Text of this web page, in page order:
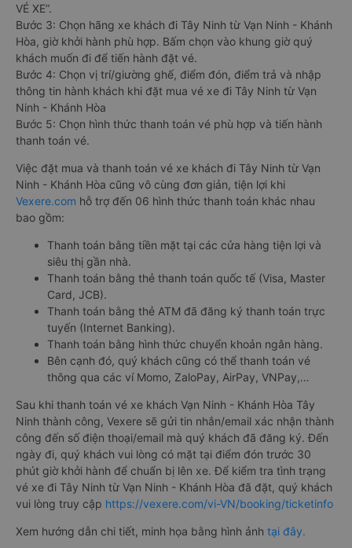
VÉ XE”.
Bước 3: Chọn hãng xe khách đi Tây Ninh từ Vạn Ninh - Khánh
Hòa, giờ khởi hành phù hợp. Bấm chọn vào khung giờ quý
khách muốn đi để tiến hành đặt vé.
Bước 4: Chọn vị trí/giường ghế, điểm đón, điểm trả và nhập
thông tin hành khách khi đặt mua vé xe đi Tây Ninh từ Vạn
Ninh - Khánh Hòa
Bước 5: Chọn hình thức thanh toán vé phù hợp và tiến hành
thanh toán vé.
Việc đặt mua và thanh toán vé xe khách đi Tây Ninh từ Vạn
Ninh - Khánh Hòa cũng vô cùng đơn giản, tiện lợi khi
Vexere.com hỗ trợ đến 06 hình thức thanh toán khác nhau
bao gồm:
Thanh toán bằng tiền mặt tại các cửa hàng tiện lợi và
siêu thị gần nhà.
Thanh toán bằng thẻ thanh toán quốc tế (Visa, Master
Card, JCB).
Thanh toán bằng thẻ ATM đã đăng ký thanh toán trực
tuyến (Internet Banking).
Thanh toán bằng hình thức chuyển khoản ngân hàng.
Bên cạnh đó, quý khách cũng có thể thanh toán vé
thông qua các ví Momo, ZaloPay, AirPay, VNPay,…
Sau khi thanh toán vé xe khách Vạn Ninh - Khánh Hòa Tây
Ninh thành công, Vexere sẽ gửi tin nhắn/email xác nhận thành
công đến số điện thoại/email mà quý khách đã đăng ký. Đến
ngày đi, quý khách vui lòng có mặt tại điểm đón trước 30
phút giờ khởi hành để chuẩn bị lên xe. Để kiểm tra tình trạng
vé xe đi Tây Ninh từ Vạn Ninh - Khánh Hòa đã đặt, quý khách
vui lòng truy cập https://vexere.com/vi-VN/booking/ticketinfo
Xem hướng dẫn chi tiết, minh họa bằng hình ảnh tại đây.